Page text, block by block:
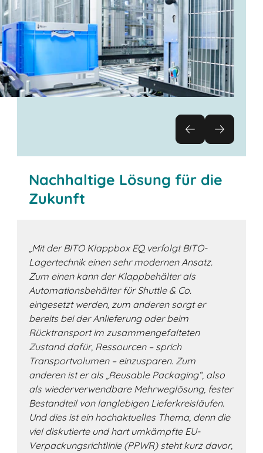
Nachhaltige Lösung für die
Zukunft
„Mit der BITO Klappbox EQ verfolgt BITO-
Lagertechnik einen sehr modernen Ansatz.
Zum einen kann der Klappbehälter als
Automationsbehälter für Shuttle & Co.
eingesetzt werden, zum anderen sorgt er
bereits bei der Anlieferung oder beim
Rücktransport im zusammengefalteten
Zustand dafür, Ressourcen – sprich
Transportvolumen – einzusparen. Zum
anderen ist er als „Reusable Packaging“, also
als wiederverwendbare Mehrweglösung, fester
Bestandteil von langlebigen Lieferkreisläufen.
Und dies ist ein hochaktuelles Thema, denn die
viel diskutierte und hart umkämpfte EU-
Verpackungsrichtlinie (PPWR) steht kurz davor,